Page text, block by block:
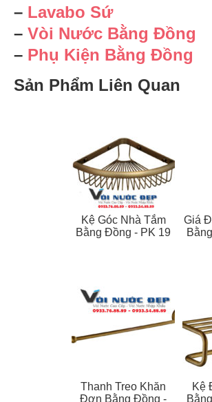
– Lavabo Sứ
– Vòi Nước Bằng Đồng
– Phụ Kiện Bằng Đồng
Sản Phẩm Liên Quan
Kệ Góc Nhà Tắm
Bằng Đồng - PK 19
Giá
Thanh Treo Khăn
Đơn Bằng Đồng -
Kệ